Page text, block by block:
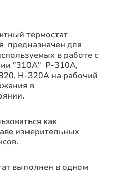
термостат
предназначен для
в работе с
"310А" Р-310А,
Н-320А на рабочий
в
как
измерительных
выполнен в одном